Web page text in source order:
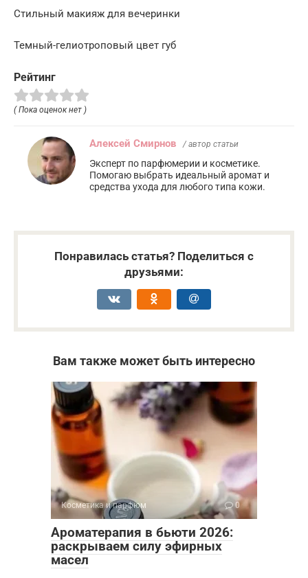
Стильный макияж для вечеринки
Темный-гелиотроповый цвет губ
Рейтинг
( Пока оценок нет )
Алексей Смирнов / автор статьи
Эксперт по парфюмерии и косметике.
Помогаю выбрать идеальный аромат и
средства ухода для любого типа кожи.
Понравилась статья? Поделиться с
друзьями:
Вам также может быть интересно
Косметика и парфюм 0
Ароматерапия в бьюти 2026:
раскрываем силу эфирных
масел